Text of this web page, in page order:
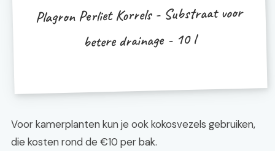
Plagron Perliet Korrels - Substraat voor
betere drainage - 10 l
Voor kamerplanten kun je ook kokosvezels gebruiken,
die kosten rond de €10 per bak.